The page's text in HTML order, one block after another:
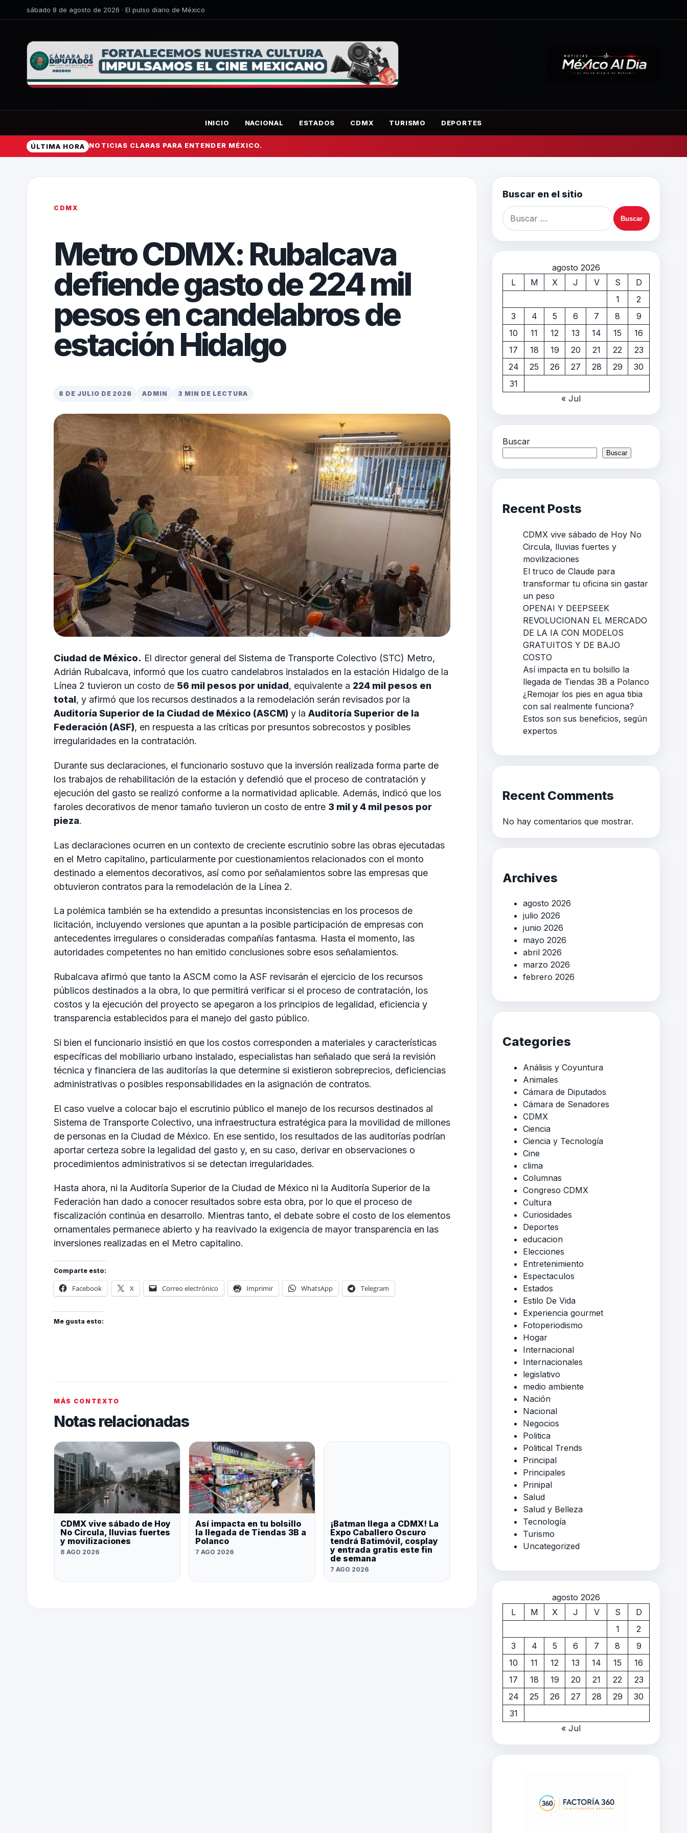
sábado 8 de agosto de 2026 · El pulso diario de México
INICIO NACIONAL ESTADOS CDMX TURISMO DEPORTES
ÚLTIMA HORA NOTICIAS CLARAS PARA ENTENDER MÉXICO.
CDMX
Metro CDMX: Rubalcava
defiende gasto de 224 mil
pesos en candelabros de
estación Hidalgo
8 DE JULIO DE 2026 ADMIN 3 MIN DE LECTURA
Ciudad de México. El director general del Sistema de Transporte Colectivo (STC) Metro,
Adrián Rubalcava, informó que los cuatro candelabros instalados en la estación Hidalgo de la
Línea 2 tuvieron un costo de 56 mil pesos por unidad, equivalente a 224 mil pesos en
total, y afirmó que los recursos destinados a la remodelación serán revisados por la
Auditoría Superior de la Ciudad de México (ASCM) y la Auditoría Superior de la
Federación (ASF), en respuesta a las críticas por presuntos sobrecostos y posibles
irregularidades en la contratación.
Durante sus declaraciones, el funcionario sostuvo que la inversión realizada forma parte de
los trabajos de rehabilitación de la estación y defendió que el proceso de contratación y
ejecución del gasto se realizó conforme a la normatividad aplicable. Además, indicó que los
faroles decorativos de menor tamaño tuvieron un costo de entre 3 mil y 4 mil pesos por
pieza.
Las declaraciones ocurren en un contexto de creciente escrutinio sobre las obras ejecutadas
en el Metro capitalino, particularmente por cuestionamientos relacionados con el monto
destinado a elementos decorativos, así como por señalamientos sobre las empresas que
obtuvieron contratos para la remodelación de la Línea 2.
La polémica también se ha extendido a presuntas inconsistencias en los procesos de
licitación, incluyendo versiones que apuntan a la posible participación de empresas con
antecedentes irregulares o consideradas compañías fantasma. Hasta el momento, las
autoridades competentes no han emitido conclusiones sobre esos señalamientos.
Rubalcava afirmó que tanto la ASCM como la ASF revisarán el ejercicio de los recursos
públicos destinados a la obra, lo que permitirá verificar si el proceso de contratación, los
costos y la ejecución del proyecto se apegaron a los principios de legalidad, eficiencia y
transparencia establecidos para el manejo del gasto público.
Si bien el funcionario insistió en que los costos corresponden a materiales y características
específicas del mobiliario urbano instalado, especialistas han señalado que será la revisión
técnica y financiera de las auditorías la que determine si existieron sobreprecios, deficiencias
administrativas o posibles responsabilidades en la asignación de contratos.
El caso vuelve a colocar bajo el escrutinio público el manejo de los recursos destinados al
Sistema de Transporte Colectivo, una infraestructura estratégica para la movilidad de millones
de personas en la Ciudad de México. En ese sentido, los resultados de las auditorías podrían
aportar certeza sobre la legalidad del gasto y, en su caso, derivar en observaciones o
procedimientos administrativos si se detectan irregularidades.
Hasta ahora, ni la Auditoría Superior de la Ciudad de México ni la Auditoría Superior de la
Federación han dado a conocer resultados sobre esta obra, por lo que el proceso de
fiscalización continúa en desarrollo. Mientras tanto, el debate sobre el costo de los elementos
ornamentales permanece abierto y ha reavivado la exigencia de mayor transparencia en las
inversiones realizadas en el Metro capitalino.
Comparte esto:
Facebook X Correo electrónico Imprimir WhatsApp Telegram
Me gusta esto:
MÁS CONTEXTO
Notas relacionadas
CDMX vive sábado de Hoy
No Circula, lluvias fuertes
y movilizaciones
8 AGO 2026
Así impacta en tu bolsillo
la llegada de Tiendas 3B a
Polanco
7 AGO 2026
¡Batman llega a CDMX! La
Expo Caballero Oscuro
tendrá Batimóvil, cosplay
y entrada gratis este fin
de semana
7 AGO 2026
Buscar en el sitio
agosto 2026
L
M X J V S
D
1
2
3
4 5 6 7 8
9
10
11 12 13 14 15
16
17
18 19 20 21 22
23
24
25 26 27 28 29
30
31
« Jul
Buscar
Buscar
Recent Posts
CDMX vive sábado de Hoy No
Circula, lluvias fuertes y
movilizaciones
El truco de Claude para
transformar tu oficina sin gastar
un peso
OPENAI Y DEEPSEEK
REVOLUCIONAN EL MERCADO
DE LA IA CON MODELOS
GRATUITOS Y DE BAJO
COSTO
Así impacta en tu bolsillo la
llegada de Tiendas 3B a Polanco
¿Remojar los pies en agua tibia
con sal realmente funciona?
Estos son sus beneficios, según
expertos
Recent Comments
No hay comentarios que mostrar.
Archives
agosto 2026
julio 2026
junio 2026
mayo 2026
abril 2026
marzo 2026
febrero 2026
Categories
Análisis y Coyuntura
Animales
Cámara de Diputados
Cámara de Senadores
CDMX
Ciencia
Ciencia y Tecnología
Cine
clima
Columnas
Congreso CDMX
Cultura
Curiosidades
Deportes
educacion
Elecciones
Entretenimiento
Espectaculos
Estados
Estilo De Vida
Experiencia gourmet
Fotoperiodismo
Hogar
Internacional
Internacionales
legislativo
medio ambiente
Nación
Nacional
Negocios
Politica
Political Trends
Principal
Principales
Prinipal
Salud
Salud y Belleza
Tecnología
Turismo
Uncategorized
agosto 2026
L
M X J V S
D
1
2
3
4 5 6 7 8
9
10
11 12 13 14 15
16
17
18 19 20 21 22
23
24
25 26 27 28 29
30
31
« Jul